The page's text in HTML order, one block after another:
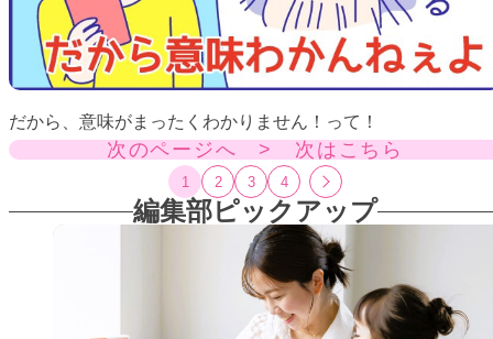
だから、意味がまったくわかりません！って！
次のページへ > 次はこちら
1 2 3 4
編集部ピックアップ